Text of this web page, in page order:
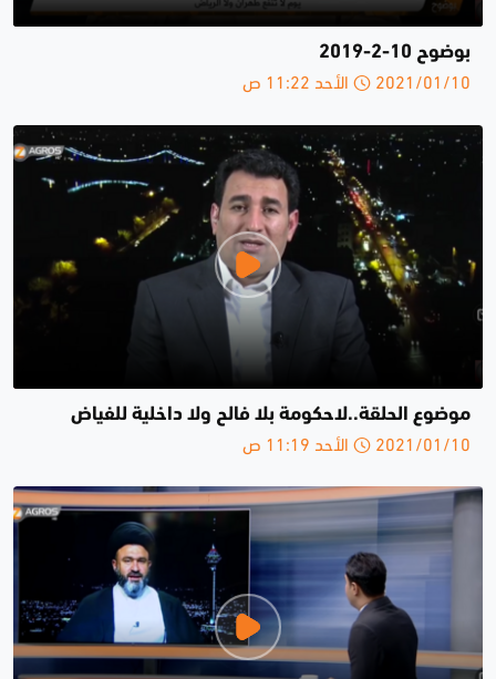
بوضوح 10-2-2019
2021/01/10 الأحد 11:22 ص
موضوع الحلقة..لاحكومة بلا فالح ولا داخلية للفياض
2021/01/10 الأحد 11:19 ص